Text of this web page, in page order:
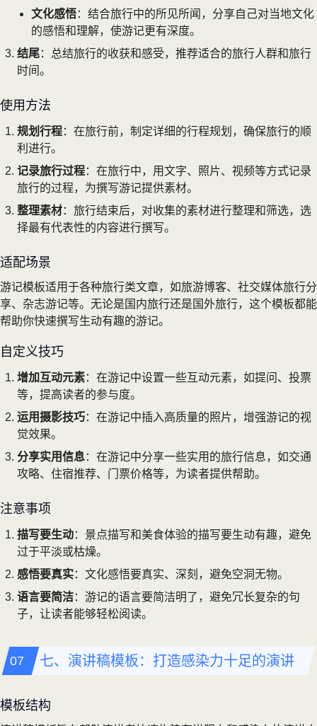
文化感悟：结合旅行中的所见所闻，分享自己对当地文化
的感悟和理解，使游记更有深度。
结尾：总结旅行的收获和感受，推荐适合的旅行人群和旅行
时间。
使用方法
规划行程：在旅行前，制定详细的行程规划，确保旅行的顺
利进行。
记录旅行过程：在旅行中，用文字、照片、视频等方式记录
旅行的过程，为撰写游记提供素材。
整理素材：旅行结束后，对收集的素材进行整理和筛选，选
择最有代表性的内容进行撰写。
适配场景
游记模板适用于各种旅行类文章，如旅游博客、社交媒体旅行分
享、杂志游记等。无论是国内旅行还是国外旅行，这个模板都能
帮助你快速撰写生动有趣的游记。
自定义技巧
增加互动元素：在游记中设置一些互动元素，如提问、投票
等，提高读者的参与度。
运用摄影技巧：在游记中插入高质量的照片，增强游记的视
觉效果。
分享实用信息：在游记中分享一些实用的旅行信息，如交通
攻略、住宿推荐、门票价格等，为读者提供帮助。
注意事项
描写要生动：景点描写和美食体验的描写要生动有趣，避免
过于平淡或枯燥。
感悟要真实：文化感悟要真实、深刻，避免空洞无物。
语言要简洁：游记的语言要简洁明了，避免冗长复杂的句
子，让读者能够轻松阅读。
七、演讲稿模板：打造感染力十足的演讲
模板结构